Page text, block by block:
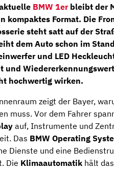
BMW 1erbleibt der
kompaktes Format. Die
steht satt auf der
dem Auto schon im
und LED
und
hochwertig wirken.
zeigt der Bayer,
muss. Vor dem Fahrer
auf, Instrumente und
Das BMW Operating
Dienste und eine
Die Klimaautomatik hält